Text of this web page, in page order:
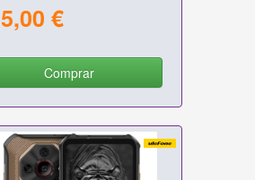
€
Comprar